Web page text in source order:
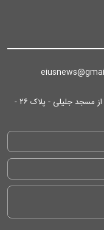
آدرس: تهران/ انتهای خیابان ایرانشهر - پایین تر از مسجد جلیلی - پلاک ۲۶ -